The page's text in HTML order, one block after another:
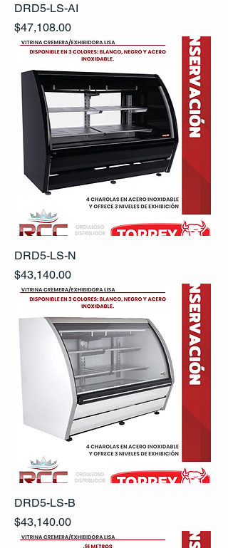
DRD5-LS-AI
Precio
$47,108.00
DRD5-LS-N
Precio
$43,140.00
DRD5-LS-B
Precio
$43,140.00